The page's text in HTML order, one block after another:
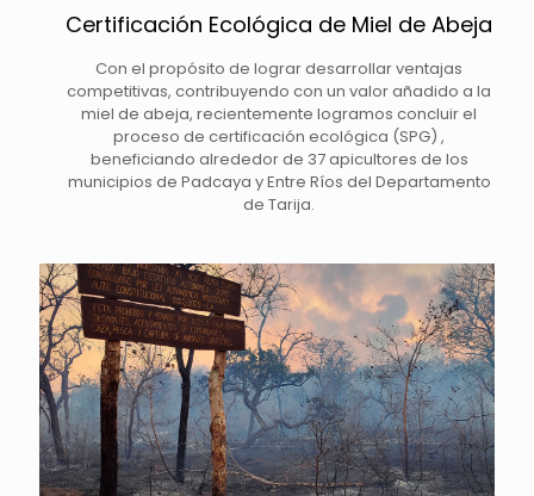
Certificación Ecológica de Miel de Abeja
Con el propósito de lograr desarrollar ventajas
competitivas, contribuyendo con un valor añadido a la
miel de abeja, recientemente logramos concluir el
proceso de certificación ecológica (SPG) ,
beneficiando alrededor de 37 apicultores de los
municipios de Padcaya y Entre Ríos del Departamento
de Tarija.